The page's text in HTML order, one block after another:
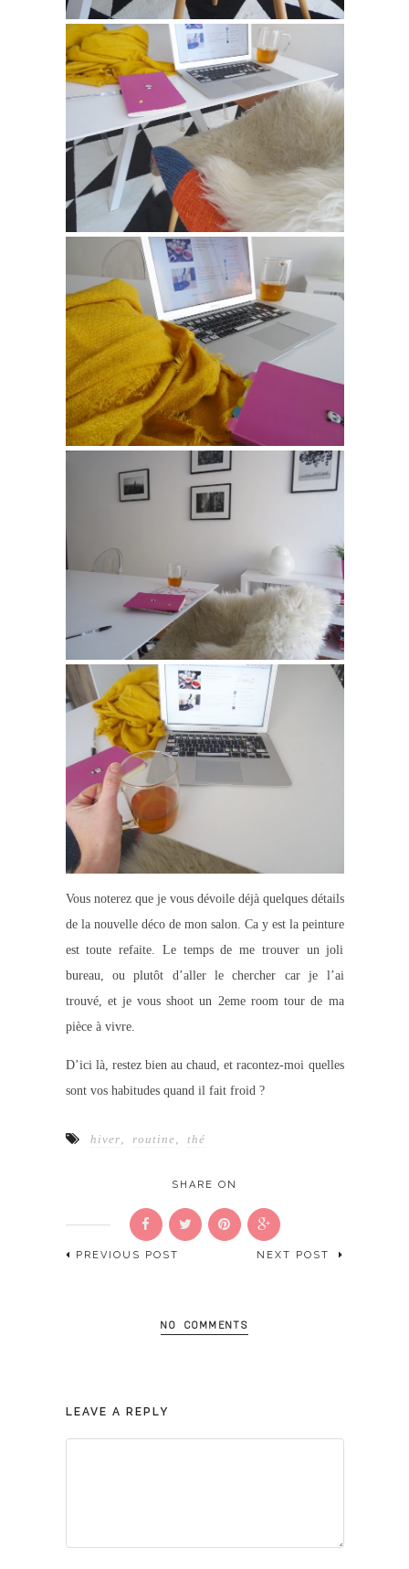
Vous noterez que je vous dévoile déjà quelques détails
de la nouvelle déco de mon salon. Ca y est la peinture
est toute refaite. Le temps de me trouver un joli
bureau, ou plutôt d’aller le chercher car je l’ai
trouvé, et je vous shoot un 2eme room tour de ma
pièce à vivre.
D’ici là, restez bien au chaud, et racontez-moi quelles
sont vos habitudes quand il fait froid ?
hiver routine thé
SHARE ON
PREVIOUS POST NEXT POST
NO COMMENTS
LEAVE A REPLY